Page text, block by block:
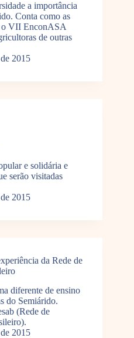
a importância
Conta como as
o VII EnconASA
de outras
2015
e solidária e
serão visitadas
2015
da Rede de
diferente de ensino
do Semiárido.
(Rede de
2015